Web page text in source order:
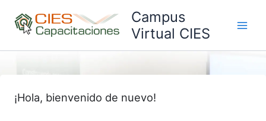
contenido
Campus
Virtual CIES
¡Hola, bienvenido de nuevo!